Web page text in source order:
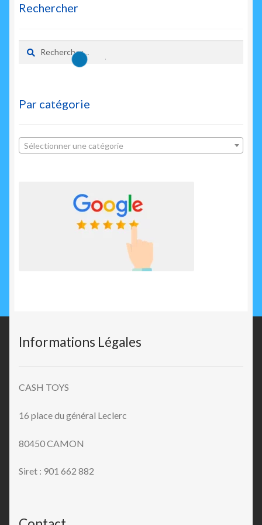
Rechercher
Rechercher :
Par catégorie
Sélectionner une catégorie
Informations Légales
CASH TOYS
16 place du général Leclerc
80450 CAMON
Siret : 901 662 882